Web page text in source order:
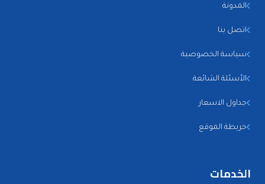
المدونة
اتصل بنا
سياسة الخصوصية
الأسئلة الشائعة
جداول الاسعار
خريطة الموقع
الخدمات